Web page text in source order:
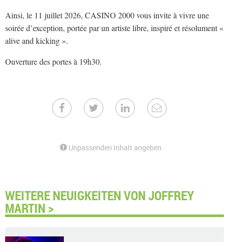
Ainsi, le 11 juillet 2026, CASINO 2000 vous invite à vivre une
soirée d’exception, portée par un artiste libre, inspiré et résolument «
alive and kicking ».
Ouverture des portes à 19h30.
Unpassenden Inhalt angeben
WEITERE NEUIGKEITEN VON JOFFREY
MARTIN >